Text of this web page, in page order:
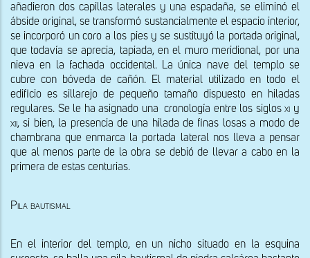
añadieron dos capillas laterales y una espadaña, se eliminó el
ábside original, se transformó sustancialmente el espacio interior,
se incorporó un coro a los pies y se sustituyó la portada original,
que todavía se aprecia, tapiada, en el muro meridional, por una
nieva en la fachada occidental. La única nave del templo se
cubre con bóveda de cañón. El material utilizado en todo el
edificio es sillarejo de pequeño tamaño dispuesto en hiladas
regulares. Se le ha asignado una  cronología entre los siglos xi
xii, si bien, la presencia de una hilada de finas losas a modo de
chambrana que enmarca la portada lateral nos lleva a pensar
que al menos parte de la obra se debió de llevar a cabo en la
primera de estas centurias.
Pila bautismal
En el interior del templo, en un nicho situado en la esquina